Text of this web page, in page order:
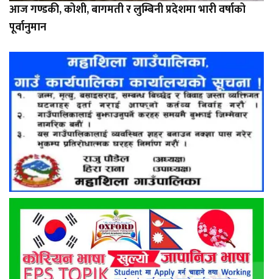
आज गण्डकी, कोशी, बागमती र लुम्बिनी प्रदेशमा भारी वर्षाको
पूर्वानुमान